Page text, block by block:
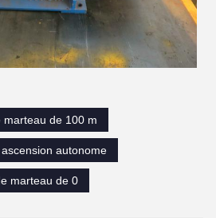
de 100 m
autonome
marteau de 0